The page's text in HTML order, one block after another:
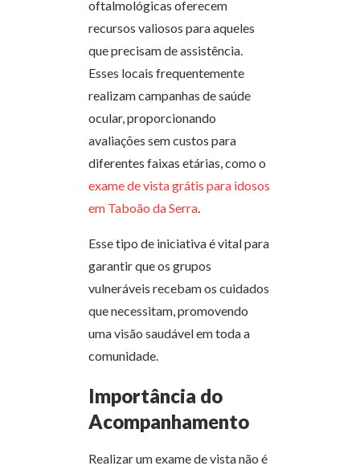
oftalmológicas oferecem
recursos valiosos para aqueles
que precisam de assistência.
Esses locais frequentemente
realizam campanhas de saúde
ocular, proporcionando
avaliações sem custos para
diferentes faixas etárias, como o
exame de vista grátis para idosos
em Taboão da Serra.
Esse tipo de iniciativa é vital para
garantir que os grupos
vulneráveis recebam os cuidados
que necessitam, promovendo
uma visão saudável em toda a
comunidade.
Importância do
Acompanhamento
Realizar um exame de vista não é